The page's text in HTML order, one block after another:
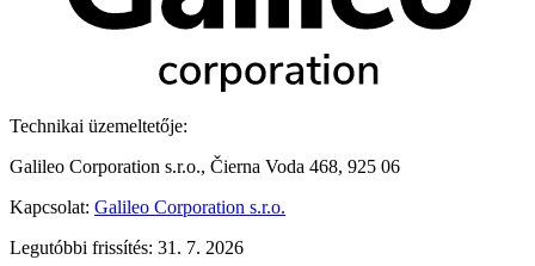
Technikai üzemeltetője:
Galileo Corporation s.r.o., Čierna Voda 468, 925 06
Kapcsolat: Galileo Corporation s.r.o.
Legutóbbi frissítés: 31. 7. 2026